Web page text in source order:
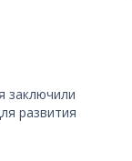
заключили
развития